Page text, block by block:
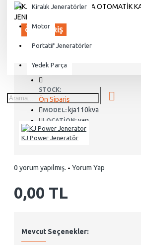
Kiralık Jeneratörler
Motor
Portatif Jeneratörler
Yedek Parça
ÖN SIPARIŞ
STOCK:
Ön Sipariş
MODEL: kja110kva
LOCATION: van
KJ Power Jeneratör
0 yorum yapılmış. - Yorum Yap
0,00 TL
Mevcut Seçenekler: